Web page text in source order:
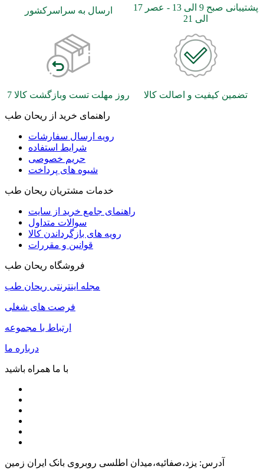
ارسال به سراسرکشور
پشتیبانی صبح 9 الی 13 - عصر 17
الی 21
7 روز مهلت تست وبازگشت کالا تضمین کیفیت و اصالت کالا
راهنمای خرید از ریحان طب
رویه ارسال سفارشات
شرایط استفاده
حریم خصوصی
شیوه های پرداخت
خدمات مشتریان ریحان طب
راهنمای جامع خرید از سایت
سوالات متداول
رویه های بازگرداندن کالا
قوانین و مقررات
فروشگاه ریحان طب
مجله اینترنتی ریحان طب
فرصت های شغلی
ارتباط با مجموعه
درباره ما
با ما همراه باشید
آدرس: یزد،صفائیه،میدان اطلسی روبروی بانک ایران زمین